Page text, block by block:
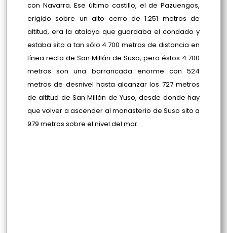
con Navarra. Ese último castillo, el de Pazuengos,
erigido sobre un alto cerro de 1.251 metros de
altitud, era la atalaya que guardaba el condado y
estaba sito a tan sólo 4.700 metros de distancia en
línea recta de San Millán de Suso, pero éstos 4.700
metros son una barrancada enorme con 524
metros de desnivel hasta alcanzar los 727 metros
de altitud de San Millán de Yuso, desde donde hay
que volver a ascender al monasterio de Suso sito a
979 metros sobre el nivel del mar.